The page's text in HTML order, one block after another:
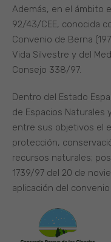
Además, en el ámbito
92/43/CEE, conocida
Convenio de Berna
Vida Silvestre y del
Consejo 338/97.
Dentro del Estado
de Espacios Naturales
entre sus objetivos el
protección,
recursos naturales;
1739/97 del 20 de
aplicación del convenio